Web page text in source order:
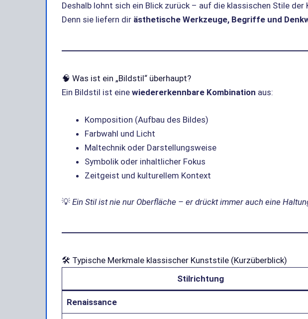
Deshalb lohnt sich ein Blick zurück – auf die klassischen Stile
Denn sie liefern dir ästhetische Werkzeuge, Begriffe und
🧠 Was ist ein „Bildstil“ überhaupt?
Ein Bildstil ist eine wiedererkennbare Kombination aus:
Komposition (Aufbau des Bildes)
Farbwahl und Licht
Maltechnik oder Darstellungsweise
Symbolik oder inhaltlicher Fokus
Zeitgeist und kulturellem Kontext
💡 Ein Stil ist nie nur Oberfläche – er drückt immer auch eine
🛠️ Typische Merkmale klassischer Kunststile (Kurzüberblick)
Stilrichtung
Renaissance